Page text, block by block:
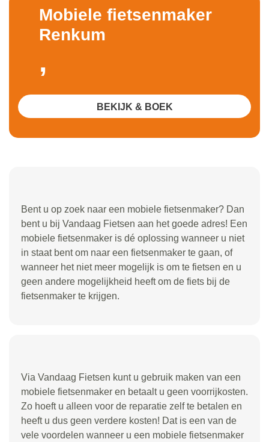
Bent u op zoek naar een mobiele fietsenmaker? Dan
bent u bij Vandaag Fietsen aan het goede adres! Een
mobiele fietsenmaker is dé oplossing wanneer u niet
in staat bent om naar een fietsenmaker te gaan, of
wanneer het niet meer mogelijk is om te fietsen en u
geen andere mogelijkheid heeft om de fiets bij de
fietsenmaker te krijgen.
Mobiele fietsenmaker
Renkum
,
BEKIJK & BOEK
Via Vandaag Fietsen kunt u gebruik maken van een
mobiele fietsenmaker en betaalt u geen voorrijkosten.
Zo hoeft u alleen voor de reparatie zelf te betalen en
heeft u dus geen verdere kosten! Dat is een van de
vele voordelen wanneer u een mobiele fietsenmaker